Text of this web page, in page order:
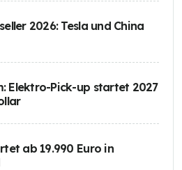
2026: Tesla und China
Elektro-Pick-up startet 2027
ab 19.990 Euro in